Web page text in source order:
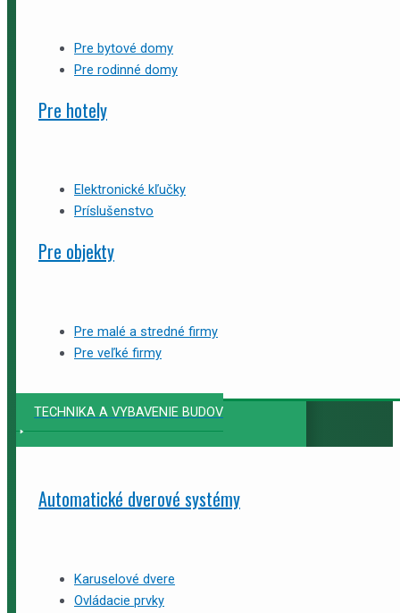
Pre bytové domy
Pre rodinné domy
Pre hotely
Elektronické kľučky
Príslušenstvo
Pre objekty
Pre malé a stredné firmy
Pre veľké firmy
TECHNIKA A VYBAVENIE BUDOV
Automatické dverové systémy
Karuselové dvere
Ovládacie prvky